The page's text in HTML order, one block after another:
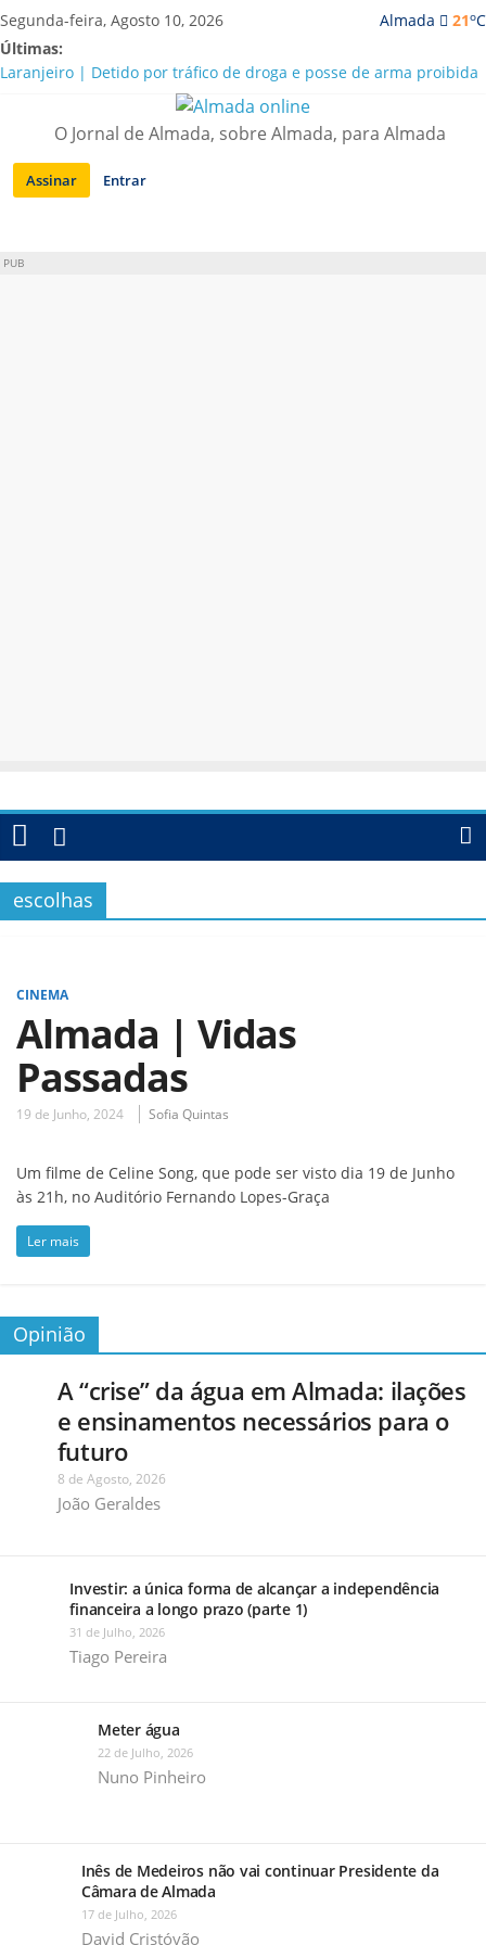
Saltar
para
conteúdo
Almada 21oC
Segunda-feira, Agosto 10, 2026
Últimas:
Laranjeiro | Detido por tráfico de droga e posse de arma proibida
A “crise” da água em Almada: ilações e ensinamentos necessários
Costa da Caparica | Polícia Marítima e ASAE detectam
irregularidades em habitações e restaurantes
APA diz que falta de água em Almada “foi um problema de má
O Jornal de Almada, sobre Almada, para Almada
Assinar Entrar
PUB
escolhas
CINEMA
Almada | Vidas
Passadas
19 de Junho, 2024 Sofia Quintas
Um filme de Celine Song, que pode ser visto dia 19 de Junho
às 21h, no Auditório Fernando Lopes-Graça
Ler mais
Opinião
A “crise” da água em Almada: ilações
e ensinamentos necessários para o
futuro
8 de Agosto, 2026
João Geraldes
Investir: a única forma de alcançar a independência
financeira a longo prazo (parte 1)
31 de Julho, 2026
Tiago Pereira
Meter água
22 de Julho, 2026
Nuno Pinheiro
Inês de Medeiros não vai continuar Presidente da
Câmara de Almada
17 de Julho, 2026
David Cristóvão